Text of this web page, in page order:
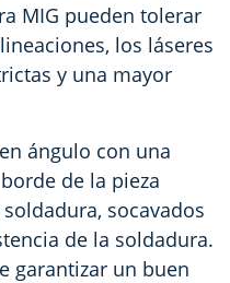
MIG pueden tolerar
los láseres
y una mayor
ángulo con una
de la pieza
socavados
de la soldadura.
garantizar un buen